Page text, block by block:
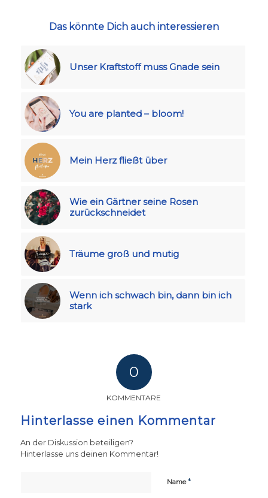
Das könnte Dich auch interessieren
Unser Kraftstoff muss Gnade sein
You are planted – bloom!
Mein Herz fließt über
Wie ein Gärtner seine Rosen
zurückschneidet
Träume groß und mutig
Wenn ich schwach bin, dann bin ich
stark
0
KOMMENTARE
Hinterlasse einen Kommentar
An der Diskussion beteiligen?
Hinterlasse uns deinen Kommentar!
Name*